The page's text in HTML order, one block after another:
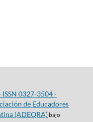
0327-3504 -
de Educadores
(ADEQRA)bajo